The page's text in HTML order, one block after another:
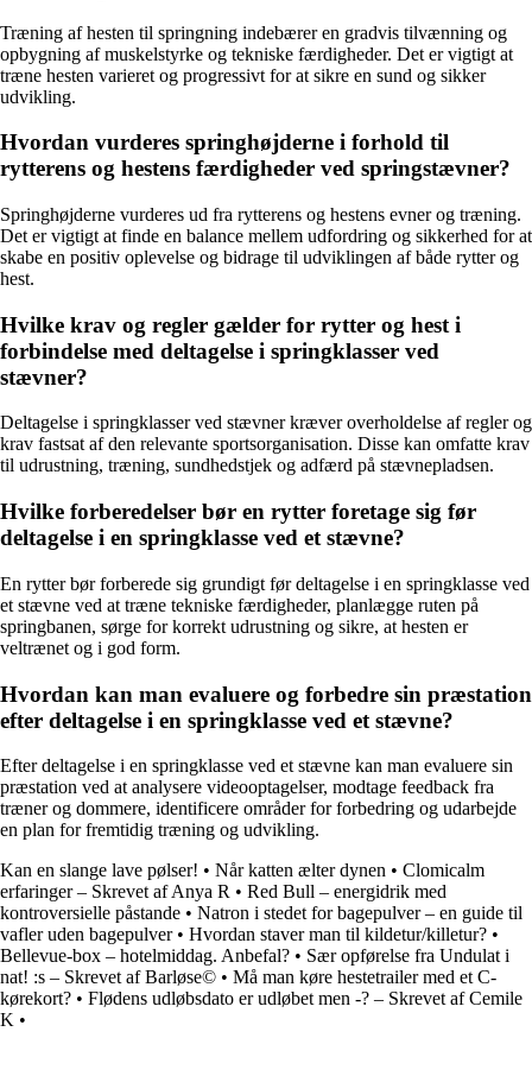
Træning af hesten til springning indebærer en gradvis tilvænning og
opbygning af muskelstyrke og tekniske færdigheder. Det er vigtigt at
træne hesten varieret og progressivt for at sikre en sund og sikker
udvikling.
Hvordan vurderes springhøjderne i forhold til
rytterens og hestens færdigheder ved springstævner?
Springhøjderne vurderes ud fra rytterens og hestens evner og træning.
Det er vigtigt at finde en balance mellem udfordring og sikkerhed for at
skabe en positiv oplevelse og bidrage til udviklingen af både rytter og
hest.
Hvilke krav og regler gælder for rytter og hest i
forbindelse med deltagelse i springklasser ved
stævner?
Deltagelse i springklasser ved stævner kræver overholdelse af regler og
krav fastsat af den relevante sportsorganisation. Disse kan omfatte krav
til udrustning, træning, sundhedstjek og adfærd på stævnepladsen.
Hvilke forberedelser bør en rytter foretage sig før
deltagelse i en springklasse ved et stævne?
En rytter bør forberede sig grundigt før deltagelse i en springklasse ved
et stævne ved at træne tekniske færdigheder, planlægge ruten på
springbanen, sørge for korrekt udrustning og sikre, at hesten er
veltrænet og i god form.
Hvordan kan man evaluere og forbedre sin præstation
efter deltagelse i en springklasse ved et stævne?
Efter deltagelse i en springklasse ved et stævne kan man evaluere sin
præstation ved at analysere videooptagelser, modtage feedback fra
træner og dommere, identificere områder for forbedring og udarbejde
en plan for fremtidig træning og udvikling.
Kan en slange lave pølser! • Når katten ælter dynen • Clomicalm
erfaringer – Skrevet af Anya R • Red Bull – energidrik med
kontroversielle påstande • Natron i stedet for bagepulver – en guide til
vafler uden bagepulver• Hvordan staver man til kildetur/killetur? •
Bellevue-box – hotelmiddag. Anbefal? • Sær opførelse fra Undulat i
nat! :s – Skrevet af Barløse© • Må man køre hestetrailer med et C-
kørekort? • Flødens udløbsdato er udløbet men -? – Skrevet af Cemile
K •